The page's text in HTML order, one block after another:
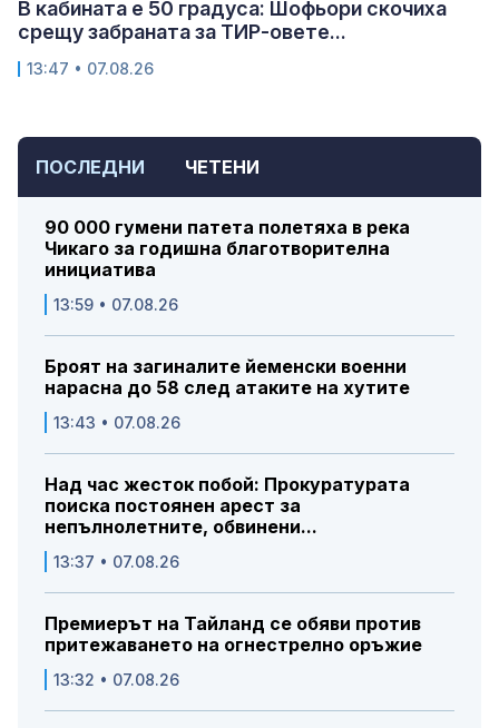
ПОСЛЕДНИ ЧЕТЕНИ
90 000 гумени патета полетяха в река
Чикаго за годишна благотворителна
инициатива
13:59 • 07.08.26
Броят на загиналите йеменски военни
нарасна до 58 след атаките на хутите
13:43 • 07.08.26
Над час жесток побой: Прокуратурата
поиска постоянен арест за
непълнолетните, обвинени...
13:37 • 07.08.26
Премиерът на Тайланд се обяви против
притежаването на огнестрелно оръжие
13:32 • 07.08.26
В кабината е 50 градуса: Шофьори скочиха
срещу забраната за ТИР-овете...
13:47 • 07.08.26